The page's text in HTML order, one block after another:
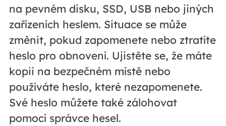
na pevném disku, SSD, USB nebo jiných
zařízeních heslem. Situace se může
změnit, pokud zapomenete nebo ztratíte
heslo pro obnovení. Ujistěte se, že máte
kopii na bezpečném místě nebo
používáte heslo, které nezapomenete.
Své heslo můžete také zálohovat
pomocí správce hesel.